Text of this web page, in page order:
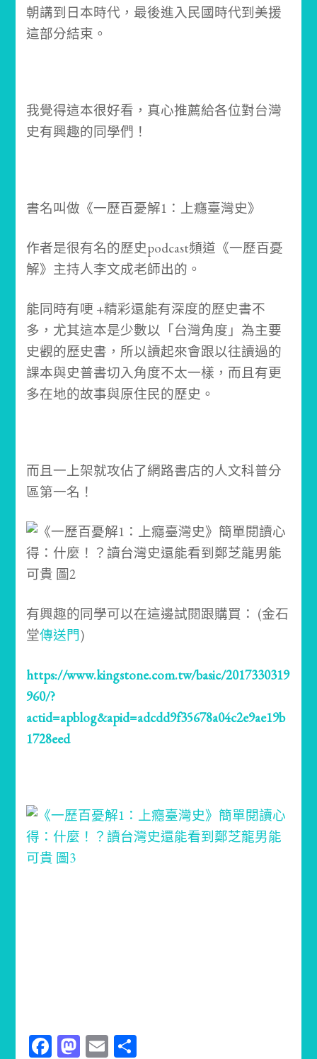
朝講到日本時代，最後進入民國時代到美援
這部分結束。
我覺得這本很好看，真心推薦給各位對台灣
史有興趣的同學們！
書名叫做《一歷百憂解1：上癮臺灣史》
作者是很有名的歷史podcast頻道《一歷百憂
解》主持人李文成老師出的。
能同時有哽 +精彩還能有深度的歷史書不
多， 尤其這本是少數以「台灣角度」為主要
史觀的歷史書，所以讀起來會跟以往讀過的
課本與史普書切入角度不太一樣，而且有更
多在地的故事與原住民的歷史。
而且一上架就攻佔了網路書店的人文科普分
區第一名！
有興趣的同學可以在這邊試閱跟購買： (金石
堂傳送門)
https://www.kingstone.com.tw/basic/2017330319
960/?
actid=apblog&apid=adcdd9f35678a04c2e9ae19b
1728eed
Facebook
Mastodon
Email